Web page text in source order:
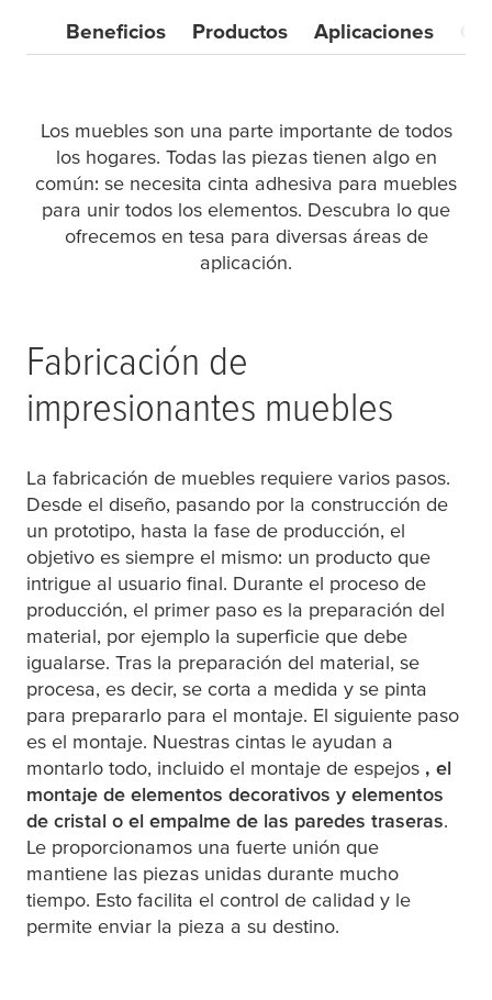
Beneficios Productos Aplicaciones
Los muebles son una parte importante de todos
los hogares. Todas las piezas tienen algo en
común: se necesita cinta adhesiva para muebles
para unir todos los elementos. Descubra lo que
ofrecemos en tesa para diversas áreas de
aplicación.
Fabricación de
impresionantes muebles
La fabricación de muebles requiere varios pasos.
Desde el diseño, pasando por la construcción de
un prototipo, hasta la fase de producción, el
objetivo es siempre el mismo: un producto que
intrigue al usuario final. Durante el proceso de
producción, el primer paso es la preparación del
material, por ejemplo la superficie que debe
igualarse. Tras la preparación del material, se
procesa, es decir, se corta a medida y se pinta
para prepararlo para el montaje. El siguiente paso
es el montaje. Nuestras cintas le ayudan a
montarlo todo, incluido el montaje de espejos , el
montaje de elementos decorativos y elementos
de cristal o el empalme de las paredes traseras.
Le proporcionamos una fuerte unión que
mantiene las piezas unidas durante mucho
tiempo. Esto facilita el control de calidad y le
permite enviar la pieza a su destino.